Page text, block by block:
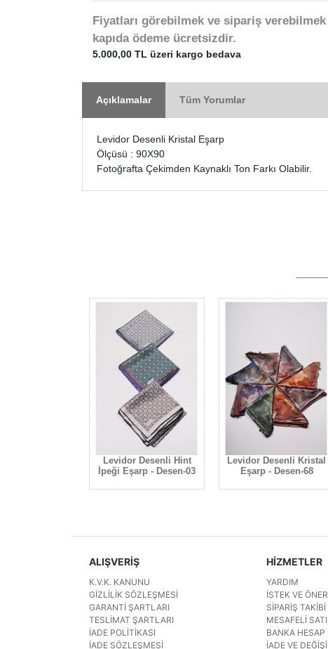
Fiyatları görebilmek ve sipariş
kapıda ödeme ücretsizdir.
5.000,00 TL üzeri kargo bedava
Açıklamalar Tüm Yorumlar
Levidor Desenli Kristal Eşarp
Ölçüsü : 90X90
Fotoğrafta Çekimden Kaynaklı Ton Farkı Olabilir.
Levidor Desenli Hint
İpeği Eşarp - Desen-03
Levidor Desenli Kristal
Eşarp - Desen-68
ALIŞVERİŞ
K.V.K. KANUNU
GIZLILIK SÖZLEŞMESI
GARANTI ŞARTLARI
TESLIMAT ŞARTLARI
İADE POLITIKASI
İADE SÖZLEŞMESI
HİZMETLER
YARDIM
İSTEK VE
SIPARIŞ TAKIBI
MESAFELI
BANKA
İADE VE